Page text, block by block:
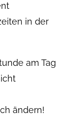
in der
am Tag
ändern!